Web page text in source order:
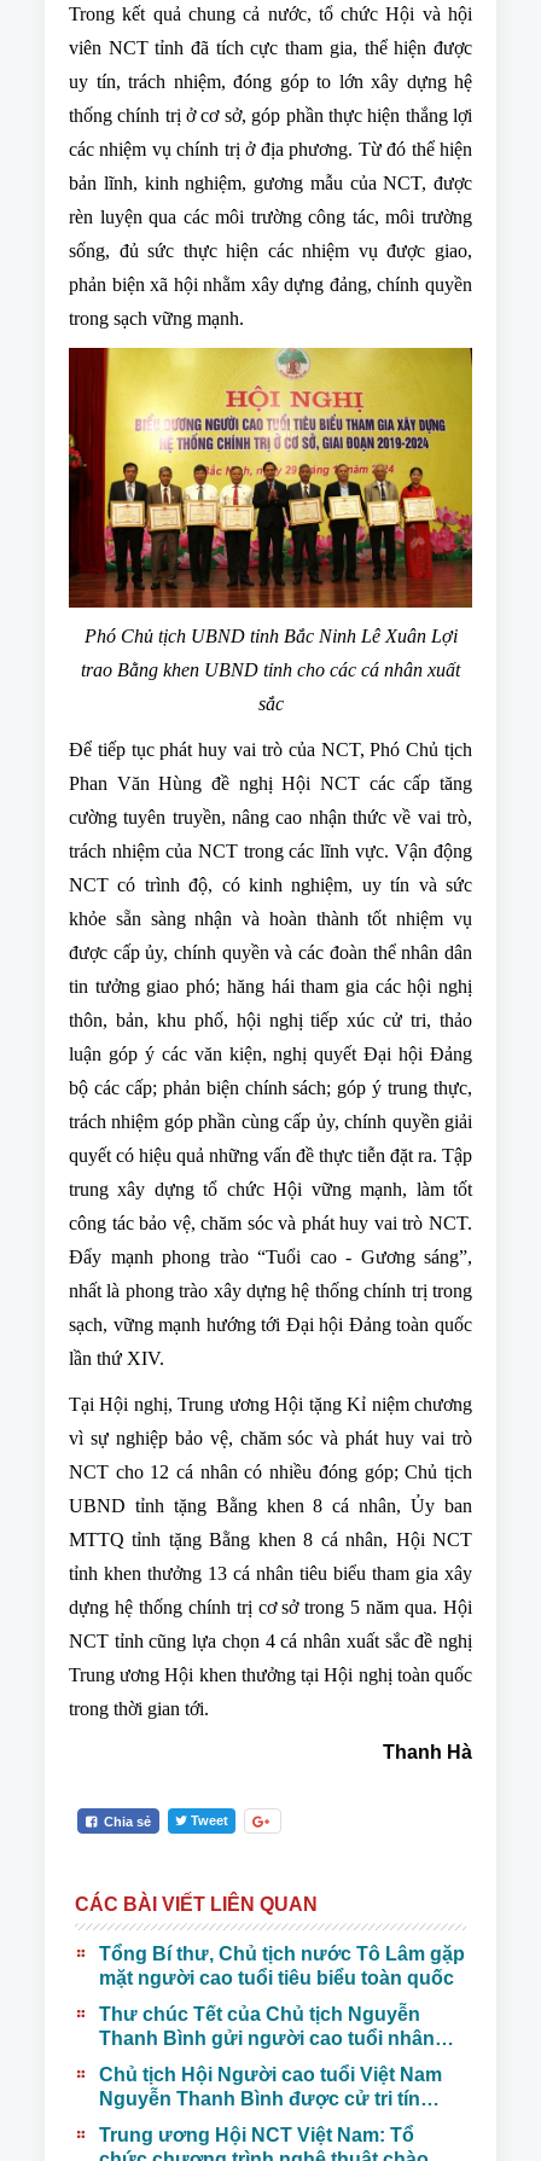
Trong kết quả chung cả nước, tổ chức Hội và hội
viên NCT tỉnh đã tích cực tham gia, thể hiện được
uy tín, trách nhiệm, đóng góp to lớn xây dựng hệ
thống chính trị ở cơ sở, góp phần thực hiện thắng lợi
các nhiệm vụ chính trị ở địa phương. Từ đó thể hiện
bản lĩnh, kinh nghiệm, gương mẫu của NCT, được
rèn luyện qua các môi trường công tác, môi trường
sống, đủ sức thực hiện các nhiệm vụ được giao,
phản biện xã hội nhằm xây dựng đảng, chính quyền
trong sạch vững mạnh.
Phó Chủ tịch UBND tỉnh Bắc Ninh Lê Xuân Lợi
trao Bằng khen UBND tỉnh cho các cá nhân xuất
sắc
Để tiếp tục phát huy vai trò của NCT, Phó Chủ tịch
Phan Văn Hùng đề nghị Hội NCT các cấp tăng
cường tuyên truyền, nâng cao nhận thức về vai trò,
trách nhiệm của NCT trong các lĩnh vực. Vận động
NCT có trình độ, có kinh nghiệm, uy tín và sức
khỏe sẵn sàng nhận và hoàn thành tốt nhiệm vụ
được cấp ủy, chính quyền và các đoàn thể nhân dân
tin tưởng giao phó; hăng hái tham gia các hội nghị
thôn, bản, khu phố, hội nghị tiếp xúc cử tri, thảo
luận góp ý các văn kiện, nghị quyết Đại hội Đảng
bộ các cấp; phản biện chính sách; góp ý trung thực,
trách nhiệm góp phần cùng cấp ủy, chính quyền giải
quyết có hiệu quả những vấn đề thực tiễn đặt ra. Tập
trung xây dựng tổ chức Hội vững mạnh, làm tốt
công tác bảo vệ, chăm sóc và phát huy vai trò NCT.
Đẩy mạnh phong trào “Tuổi cao - Gương sáng”,
nhất là phong trào xây dựng hệ thống chính trị trong
sạch, vững mạnh hướng tới Đại hội Đảng toàn quốc
lần thứ XIV.
Tại Hội nghị, Trung ương Hội tặng Kỉ niệm chương
vì sự nghiệp bảo vệ, chăm sóc và phát huy vai trò
NCT cho 12 cá nhân có nhiều đóng góp; Chủ tịch
UBND tỉnh tặng Bằng khen 8 cá nhân, Ủy ban
MTTQ tỉnh tặng Bằng khen 8 cá nhân, Hội NCT
tỉnh khen thưởng 13 cá nhân tiêu biểu tham gia xây
dựng hệ thống chính trị cơ sở trong 5 năm qua. Hội
NCT tỉnh cũng lựa chọn 4 cá nhân xuất sắc đề nghị
Trung ương Hội khen thưởng tại Hội nghị toàn quốc
trong thời gian tới.
Thanh Hà
Chia sẻ Tweet
CÁC BÀI VIẾT LIÊN QUAN
Tổng Bí thư, Chủ tịch nước Tô Lâm gặp
mặt người cao tuổi tiêu biểu toàn quốc
Thư chúc Tết của Chủ tịch Nguyễn
Thanh Bình gửi người cao tuổi nhân
nhịp Xuân Bính Ngọ 2026
Chủ tịch Hội Người cao tuổi Việt Nam
Nguyễn Thanh Bình được cử tri tín
nhiệm tuyệt đối giới thiệu ứng cử đại
biểu Quốc hội khóa XVI
Trung ương Hội NCT Việt Nam: Tổ